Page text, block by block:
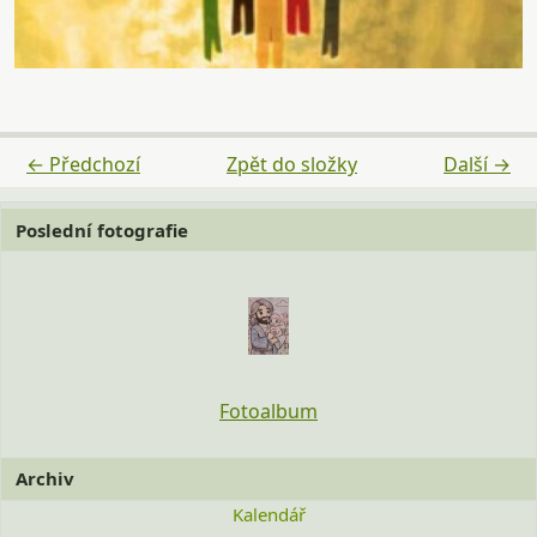
← Předchozí Další →
Zpět do složky
Poslední fotografie
Fotoalbum
Archiv
Kalendář